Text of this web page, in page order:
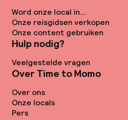
Word onze local in...
Onze reisgidsen verkopen
Onze content gebruiken
Hulp nodig?
Veelgestelde vragen
Over Time to Momo
Over ons
Onze locals
Pers